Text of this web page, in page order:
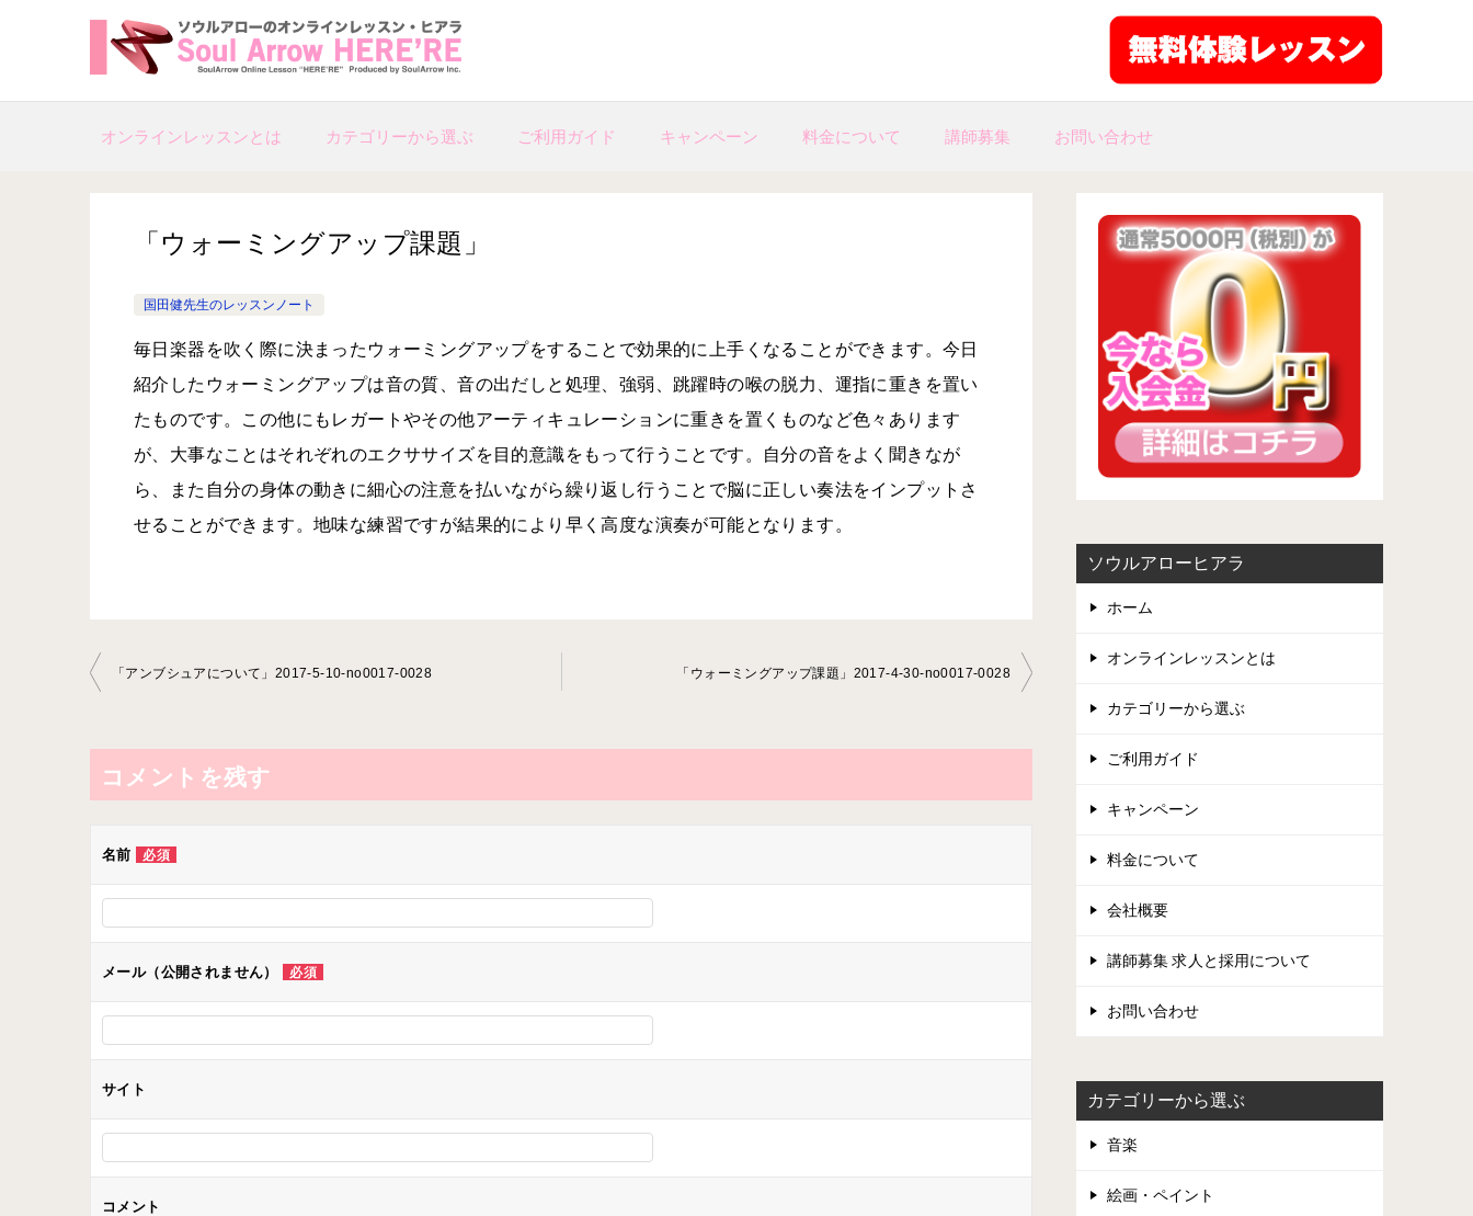
オンラインレッスンとは カテゴリーから選ぶ ご利用ガイド キャンペーン 料金について 講師募集 お問い合わせ
「ウォーミングアップ課題」
国田健先生のレッスンノート
毎日楽器を吹く際に決まったウォーミングアップをすることで効果的に上手くなることができます。今日
紹介したウォーミングアップは音の質、音の出だしと処理、強弱、跳躍時の喉の脱力、運指に重きを置い
たものです。この他にもレガートやその他アーティキュレーションに重きを置くものなど色々あります
が、大事なことはそれぞれのエクササイズを目的意識をもって行うことです。自分の音をよく聞きなが
ら、また自分の身体の動きに細心の注意を払いながら繰り返し行うことで脳に正しい奏法をインプットさ
せることができます。地味な練習ですが結果的により早く高度な演奏が可能となります。
投
ビ
ゲ
ー
「アンブシュアについて」2017-5-10-no0017-0028 「ウォーミングアップ課題」2017-4-30-no0017-0028
コメントを残す
名前 必須
メール（公開されません） 必須
サイト
コメント
ソウルアローヒアラ
ホーム
オンラインレッスンとは
カテゴリーから選ぶ
ご利用ガイド
キャンペーン
料金について
会社概要
講師募集 求人と採用について
お問い合わせ
カテゴリーから選ぶ
音楽
絵画・ペイント